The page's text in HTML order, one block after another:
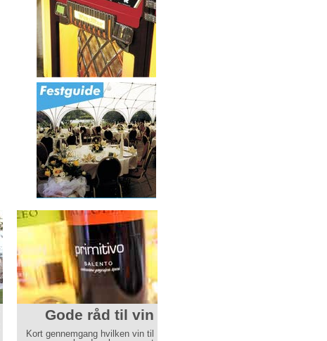
Gode råd til vin
Kort gennemgang hvilken vin til